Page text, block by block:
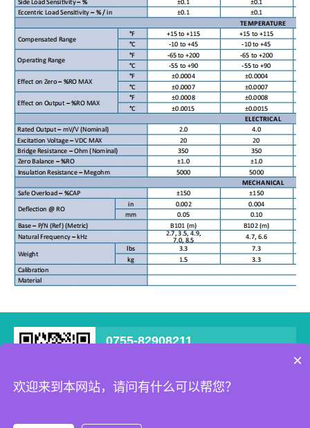
0755-82908211
×
欢迎来到本网站，请问有什么可以帮您？